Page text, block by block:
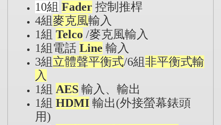
10組 Fader 控制推桿
4組 麥克風輸入
1組 Telco /麥克風輸入
1組電話 Line 輸入
3組 立體聲平衡式/6組非平衡式輸
入
1組 AES 輸入、輸出
1組 HDMI 輸出(外接螢幕錶頭
用)